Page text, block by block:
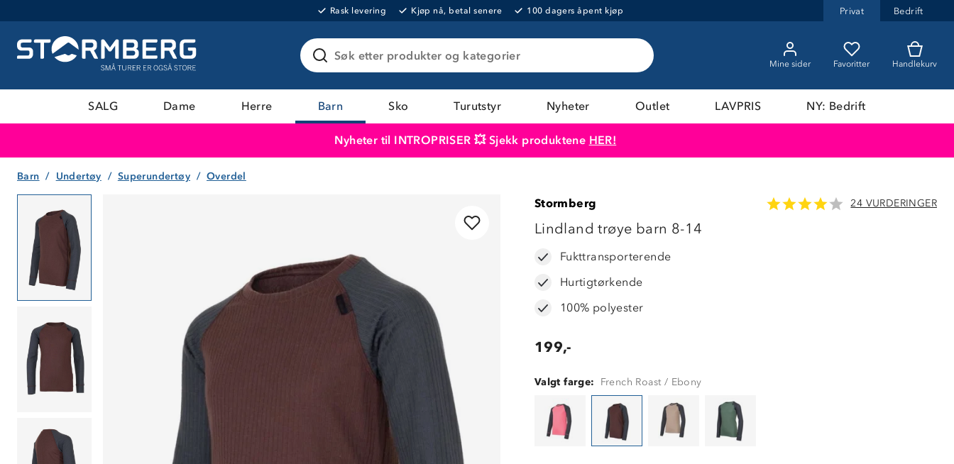
Rask levering Kjøp nå, betal senere 100 dagers åpent kjøp Privat Bedrift
Søk etter produkter og kategorier
Mine sider Favoritter Handlekurv
SALG Dame Herre Barn Sko Turutstyr Nyheter Outlet LAVPRIS NY: Bedrift
Nyheter til INTROPRISER 💥 Sjekk produktene HER!
Barn Undertøy Superundertøy Overdel
Stormberg 24 VURDERINGER
Lindland trøye barn 8-14
Fukttransporterende
Hurtigtørkende
100% polyester
199,-
Valgt farge: French Roast / Ebony